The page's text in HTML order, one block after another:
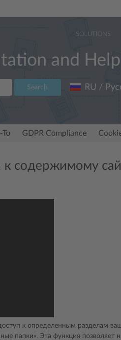
SOLUTIONS
and Help
Search RU /
GDPR Compliance
к содержимому
к определенным разделам
папки». Эта функция позволяет